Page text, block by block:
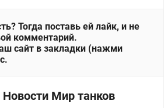
Тогда поставь ей лайк, и не
комментарий.
сайт в закладки (нажми
Новости Мир танков